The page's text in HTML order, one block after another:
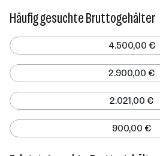
Häufig gesuchte Bruttogehälter
4.500,00 €
2.900,00 €
2.021,00 €
900,00 €